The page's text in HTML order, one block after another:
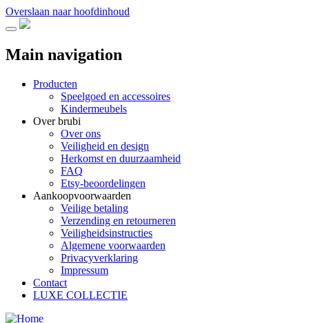
Overslaan naar hoofdinhoud
Main navigation
Producten
Speelgoed en accessoires
Kindermeubels
Over brubi
Over ons
Veiligheid en design
Herkomst en duurzaamheid
FAQ
Etsy-beoordelingen
Aankoopvoorwaarden
Veilige betaling
Verzending en retourneren
Veiligheidsinstructies
Algemene voorwaarden
Privacyverklaring
Impressum
Contact
LUXE COLLECTIE